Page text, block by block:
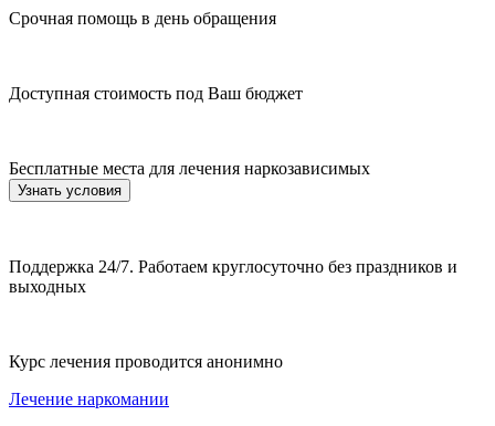
Срочная помощь в день обращения
Доступная стоимость под Ваш бюджет
Бесплатные места для лечения наркозависимых
Узнать условия
Поддержка 24/7. Работаем круглосуточно без праздников и
выходных
Курс лечения проводится анонимно
Лечение наркомании